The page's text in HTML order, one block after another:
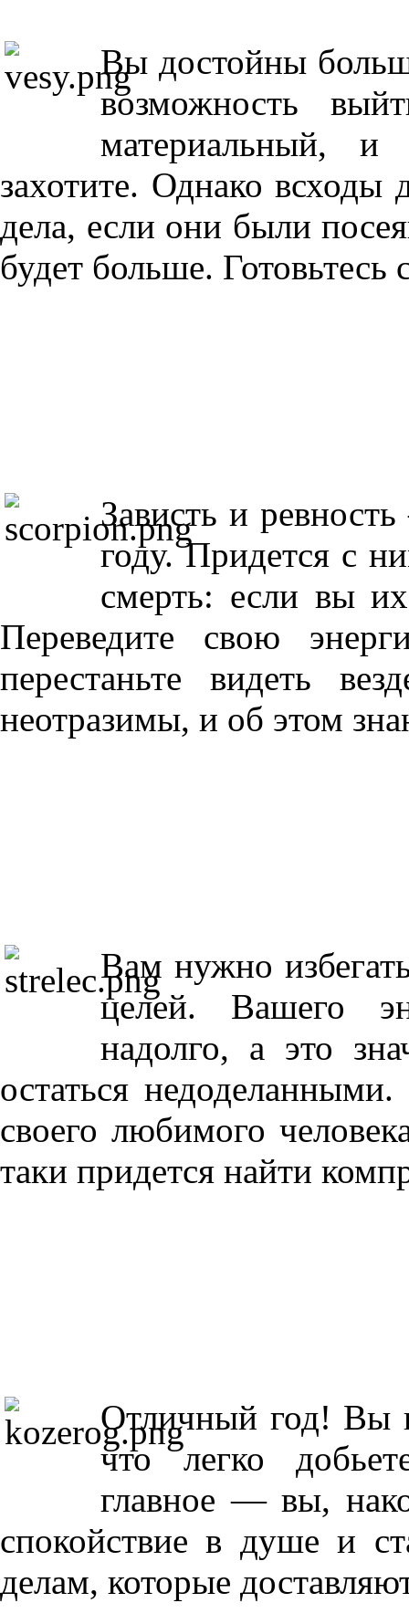
Вы достойны
возможность
материальный,
захотите. Однако
дела, если они были
будет больше. Готовьтесь
Зависть и
году. Придется с
смерть: если вы
Переведите свою
перестаньте видеть
неотразимы, и об этом
Вам нужно
целей. Вашего
надолго, а это
остаться
своего любимого
таки придется найти
Отличный год! Вы
что легко
главное — вы,
спокойствие в душе и
делам, которые